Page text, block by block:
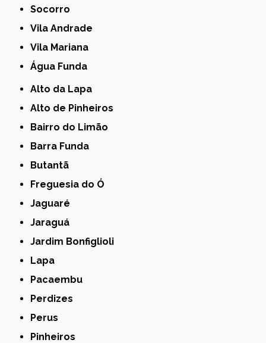
Socorro
Vila Andrade
Vila Mariana
Água Funda
Alto da Lapa
Alto de Pinheiros
Bairro do Limão
Barra Funda
Butantã
Freguesia do Ó
Jaguaré
Jaraguá
Jardim Bonfiglioli
Lapa
Pacaembu
Perdizes
Perus
Pinheiros